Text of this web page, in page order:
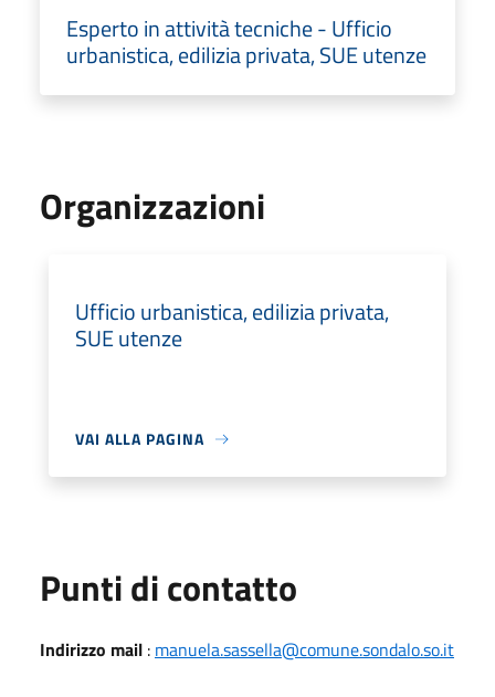
Esperto in attività tecniche - Ufficio
urbanistica, edilizia privata, SUE utenze
Organizzazioni
Ufficio urbanistica, edilizia privata,
SUE utenze
VAI ALLA PAGINA
Punti di contatto
Indirizzo mail : manuela.sassella@comune.sondalo.so.it